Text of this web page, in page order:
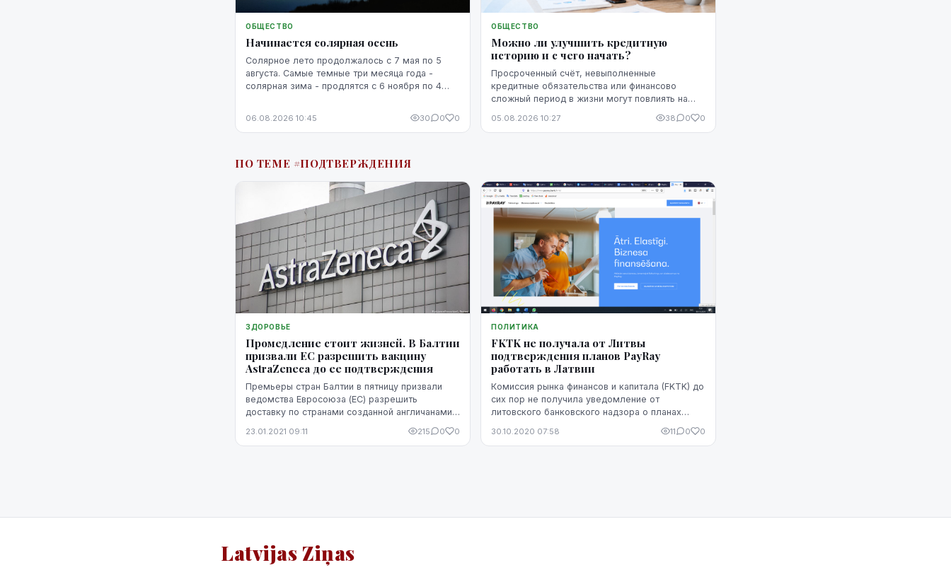
ОБЩЕСТВО
Начинается солярная осень
Солярное лето продолжалось с 7 мая по 5
августа. Самые темные три месяца года -
солярная зима - продлятся с 6 ноября по 4
06.08.2026 10:45 30 0 0
ОБЩЕСТВО
Можно ли улучшить кредитную
историю и с чего начать?
Просроченный счёт, невыполненные
кредитные обязательства или финансово
сложный период в жизни могут повлиять на
негативная запись не означает, что ситуацию
действия.
05.08.2026 10:27 38 0 0
ПО ТЕМЕ #ПОДТВЕРЖДЕНИЯ
ЗДОРОВЬЕ
Промедление стоит жизней. В Балтии
призвали ЕС разрешить вакцину
AstraZeneca до ее подтверждения
Премьеры стран Балтии в пятницу призвали
ведомства Евросоюза (ЕС) разрешить
доставку по странами созданной англичанами
утверждения.
23.01.2021 09:11 215 0 0
ПОЛИТИКА
FKTK не получала от Литвы
подтверждения планов PayRay
работать в Латвии
Комиссия рынка финансов и капитала (FKTK) до
сих пор не получила уведомление от
литовского банковского надзора о планах
Поэтому, если банк начал предоставлять
30.10.2020 07:58 11 0 0
Latvijas Ziņas